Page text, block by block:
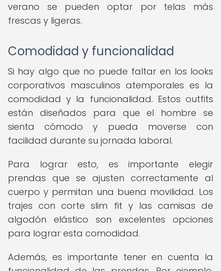
verano se pueden optar por telas más
frescas y ligeras.
Comodidad y funcionalidad
Si hay algo que no puede faltar en los looks
corporativos masculinos atemporales es la
comodidad y la funcionalidad. Estos outfits
están diseñados para que el hombre se
sienta cómodo y pueda moverse con
facilidad durante su jornada laboral.
Para lograr esto, es importante elegir
prendas que se ajusten correctamente al
cuerpo y permitan una buena movilidad. Los
trajes con corte slim fit y las camisas de
algodón elástico son excelentes opciones
para lograr esta comodidad.
Además, es importante tener en cuenta la